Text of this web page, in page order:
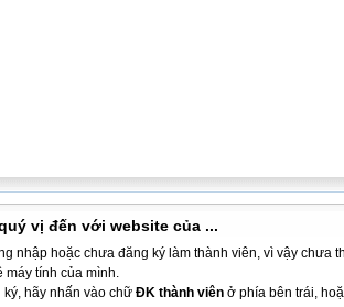
vị đến với website của ...
nhập hoặc chưa đăng ký làm thành viên, vì vậy chưa
máy tính của mình.
ký, hãy nhấn vào chữ ĐK thành viên ở phía bên trái,